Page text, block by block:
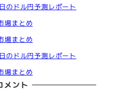
のドル円予測レポート
場まとめ
場まとめ
のドル円予測レポート
場まとめ
メント